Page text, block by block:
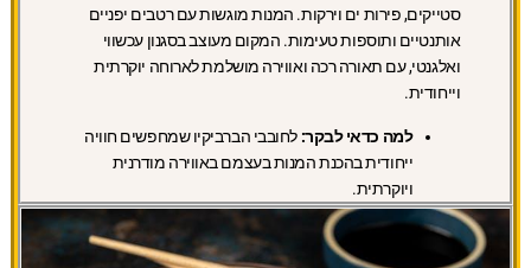
סטייקים, פירות ים וירקות. המנות מוגשות עם רטבים יפניים
אותנטיים ותוספות טעימות. המקום מעוצב בסגנון עכשווי
ואלגנטי, עם תאורה רכה ואווירה מושלמת לארוחה יוקרתית
וייחודית.
למה כדאי לבקר: לחובבי הברביקיו שמחפשים חוויה
ייחודית בהכנת המנות בעצמם באווירה מודרנית
ויוקרתית.